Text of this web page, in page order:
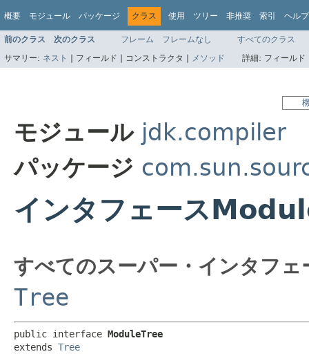
概要 モジュール パッケージ クラス 使用 ツリー 非推奨 索引 ヘルプ
前のクラス 次のクラス フレーム フレームなし
すべてのクラス
サマリー: ネスト | フィールド | コンストラクタ | メソッド 詳細: フィール
モジュール jdk.compiler
パッケージ
インタフェース
すべてのスーパー・インタフェ
Tree
public interface ModuleTree
extends Tree